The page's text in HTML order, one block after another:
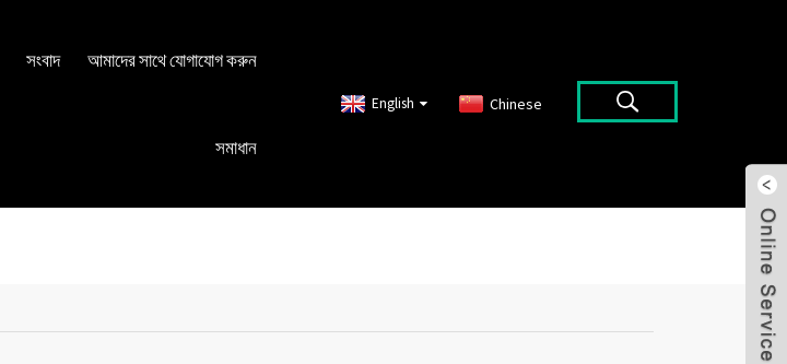
সংবাদ আমাদের সাথে যোগাযোগ করুন
সমাধান
English Chinese